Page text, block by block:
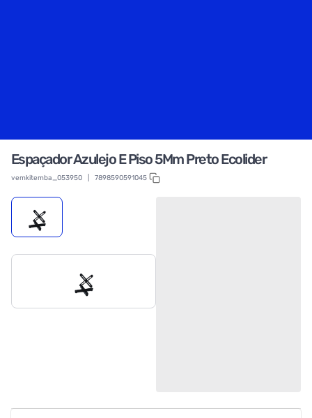
Espaçador Azulejo E Piso 5Mm Preto Ecolider
vemkitemba_053950 7898590591045